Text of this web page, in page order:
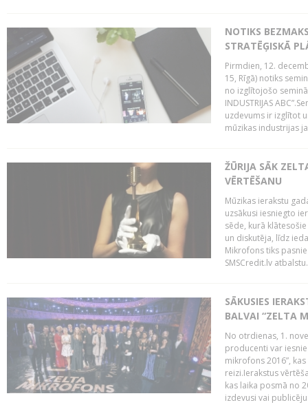
NOTIKS
STRATĒĢISKĀ
Pirmdien, 12.
15, Rīgā) notiks
no izglītojošo
INDUSTRIJAS
uzdevums ir izglītot
mūzikas industrijas
ŽŪRIJA SĀK
VĒRTĒŠANU
Mūzikas ierakstu
uzsākusi iesniegto
sēde, kurā
un diskutēja, līdz
Mikrofons tiks
SMSCredit.lv
SĀKUSIES
BALVAI “ZELTA
No otrdienas, 1.
producenti var
mikrofons 2016”,
reizi.Ierakstus
kas laika posmā no
izdevusi vai